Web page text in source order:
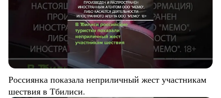
Россиянка показала неприличный жест участникам
шествия в Тбилиси.